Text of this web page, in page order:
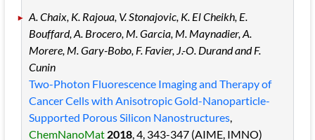
A. Chaix, K. Rajoua, V. Stonajovic, K. El Cheikh, E.
Bouffard, A. Brocero, M. Garcia, M. Maynadier, A.
Morere, M. Gary-Bobo, F. Favier, J.-O. Durand and F.
Cunin
Two-Photon Fluorescence Imaging and Therapy of
Cancer Cells with Anisotropic Gold-Nanoparticle-
Supported Porous Silicon Nanostructures,
ChemNanoMat2018, 4, 343-347(AIME, IMNO)